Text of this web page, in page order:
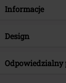
Informacje
Numer artykułu
Gatunek muzyczny
Design
Rodzaj artykułu
Odpowiedzialny